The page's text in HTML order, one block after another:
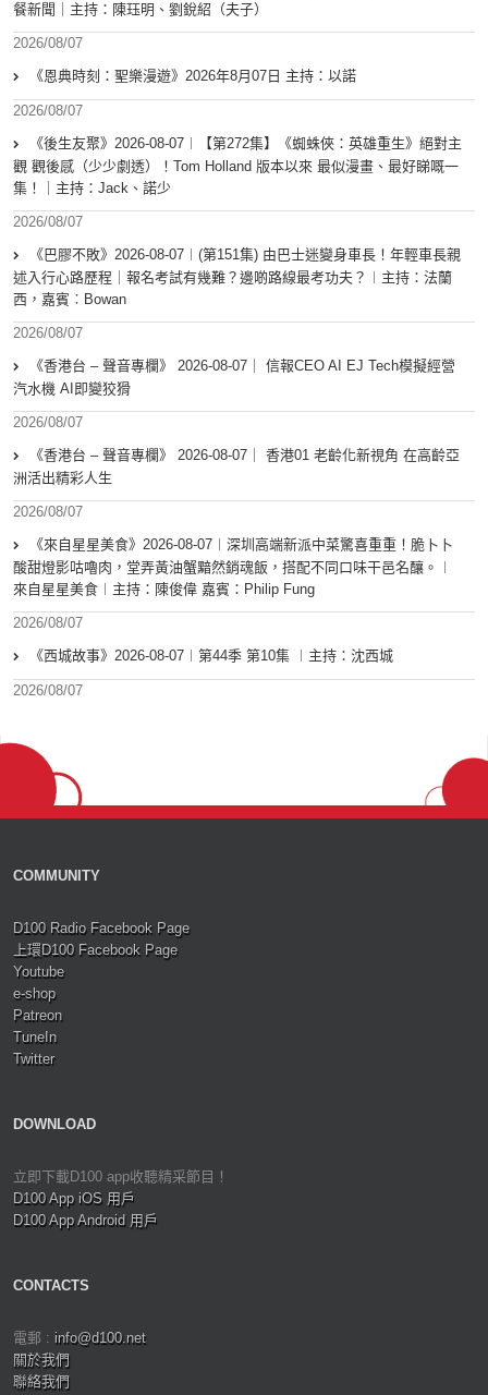
餐新聞｜主持：陳珏明、劉銳紹（夫子）
2026/08/07
《恩典時刻：聖樂漫遊》2026年8月07日 主持：以諾
2026/08/07
《後生友聚》2026-08-07︱【第272集】《蜘蛛俠：英雄重生》絕對主
觀 觀後感（少少劇透）！Tom Holland 版本以來 最似漫畫、最好睇嘅一
集！｜主持：Jack、諾少
2026/08/07
《巴膠不敗》2026-08-07︱(第151集) 由巴士迷變身車長！年輕車長親
述入行心路歷程｜報名考試有幾難？邊啲路線最考功夫？︱主持：法蘭
西，嘉賓︰Bowan
2026/08/07
《香港台 – 聲音專欄》 2026-08-07｜ 信報CEO AI EJ Tech模擬經營
汽水機 AI即變狡猾
2026/08/07
《香港台 – 聲音專欄》 2026-08-07｜ 香港01 老齡化新視角 在高齡亞
洲活出精彩人生
2026/08/07
《來自星星美食》2026-08-07︱深圳高端新派中菜驚喜重重！脆卜卜
酸甜燈影咕嚕肉，堂弄黃油蟹黯然銷魂飯，搭配不同口味干邑名釀。︱
來自星星美食︱主持：陳俊偉 嘉賓：Philip Fung
2026/08/07
《西城故事》2026-08-07︱第44季 第10集 ︱主持：沈西城
2026/08/07
COMMUNITY
D100 Radio Facebook Page
上環D100 Facebook Page
Youtube
e-shop
Patreon
TuneIn
Twitter
DOWNLOAD
立即下載D100 app收聽精采節目！
D100 App iOS 用戶
D100 App Android 用戶
CONTACTS
電郵 : info@d100.net
關於我們
聯絡我們